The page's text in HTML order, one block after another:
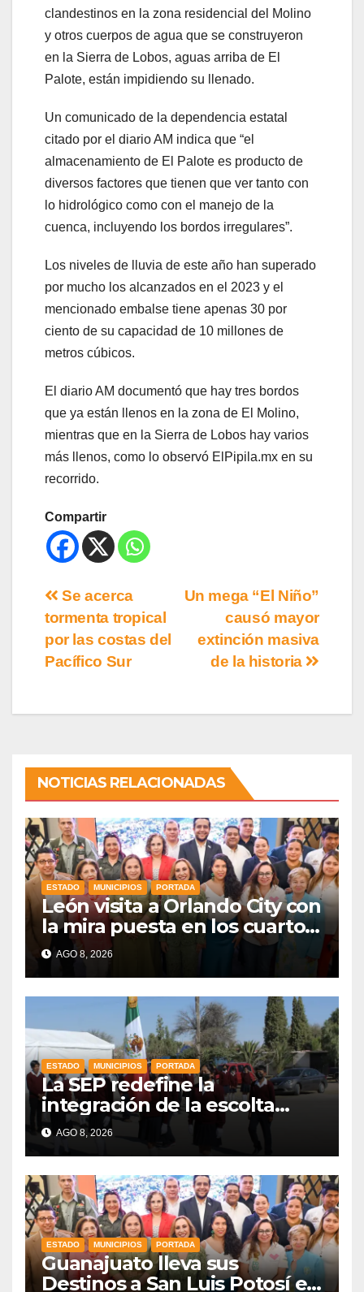
clandestinos en la zona residencial del Molino
y otros cuerpos de agua que se construyeron
en la Sierra de Lobos, aguas arriba de El
Palote, están impidiendo su llenado.
Un comunicado de la dependencia estatal
citado por el diario AM indica que “el
almacenamiento de El Palote es producto de
diversos factores que tienen que ver tanto con
lo hidrológico como con el manejo de la
cuenca, incluyendo los bordos irregulares”.
Los niveles de lluvia de este año han superado
por mucho los alcanzados en el 2023 y el
mencionado embalse tiene apenas 30 por
ciento de su capacidad de 10 millones de
metros cúbicos.
El diario AM documentó que hay tres bordos
que ya están llenos en la zona de El Molino,
mientras que en la Sierra de Lobos hay varios
más llenos, como lo observó ElPipila.mx en su
recorrido.
Compartir
Un mega “El Niño”
causó mayor
extinción masiva
de la historia
Se acerca
tormenta tropical
por las costas del
Pacífico Sur
NOTICIAS RELACIONADAS
ESTADO MUNICIPIOS PORTADA
León visita a Orlando City con
la mira puesta en los cuartos
de final
AGO 8, 2026
ESTADO MUNICIPIOS PORTADA
La SEP redefine la
integración de la escolta
escolar prioritando la
inclusión
AGO 8, 2026
ESTADO MUNICIPIOS PORTADA
Guanajuato lleva sus
Destinos a San Luis Potosí en